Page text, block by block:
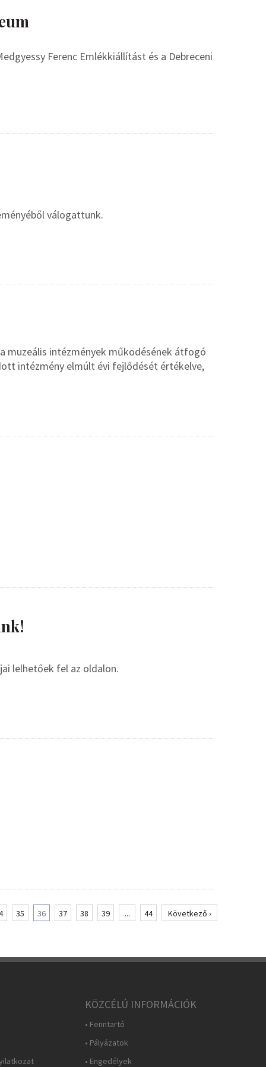
Ferenc Emlékkiállítást és a Debreceni
válogattunk.
muzeális intézmények működésének átfogó
intézmény elmúlt évi fejlődését értékelve,
lelhetőek fel az oldalon.
35 36 37 38 39 ... 44 Következő ›
KÖZCÉLÚ INFORMÁCIÓK
• Fenntartó
• Pályázatok
• Engedélyek